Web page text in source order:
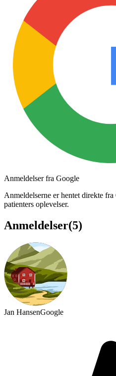
Anmeldelser fra Google
Anmeldelserne er hentet direkte
patienters oplevelser.
Anmeldelser(5)
Jan HansenGoogle